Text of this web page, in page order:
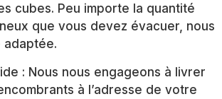
cubes. Peu importe la quantité
que vous devez évacuer, nous
adaptée.
: Nous nous engageons à livrer
à l’adresse de votre